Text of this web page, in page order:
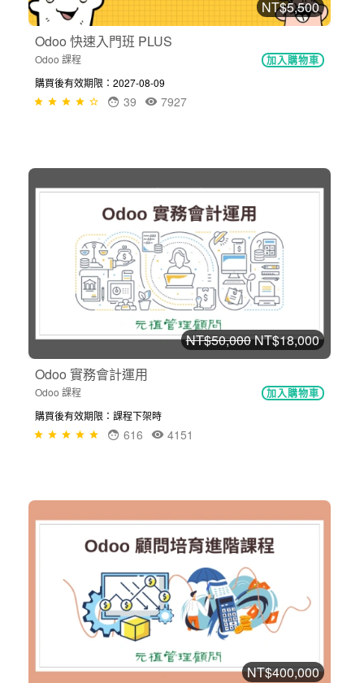
NT$5,500
Odoo 快速入門班 PLUS
Odoo 課程 加入購物車
購買後有效期限：2027-08-09
7927
39
NT$50,000NT$18,000
Odoo 實務會計運用
Odoo 課程 加入購物車
購買後有效期限：課程下架時
4151
616
NT$400,000